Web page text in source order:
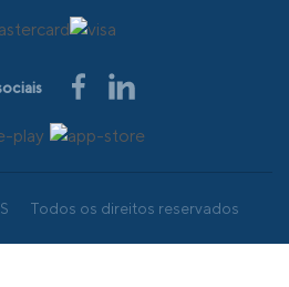
Todos os direitos reservados